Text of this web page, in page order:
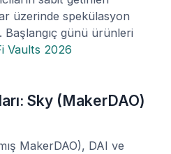
üzerinde spekülasyon
Başlangıç günü ürünleri
Vaults 2026
Sky (MakerDAO)
MakerDAO), DAI ve